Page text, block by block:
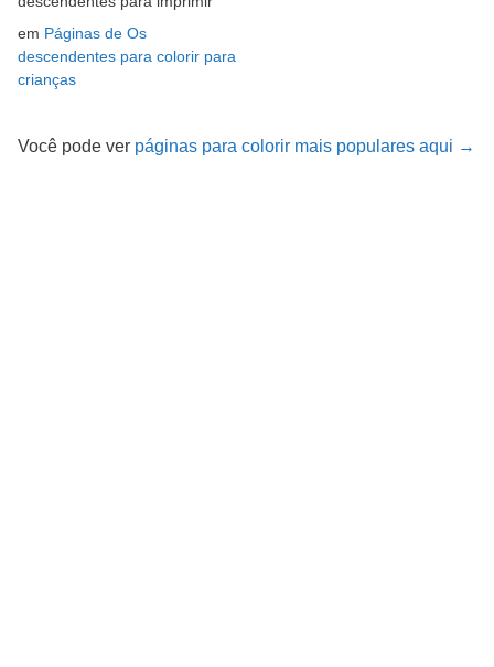
em Páginas de Os
descendentes para colorir para
crianças
Você pode ver páginas para colorir mais populares aqui →